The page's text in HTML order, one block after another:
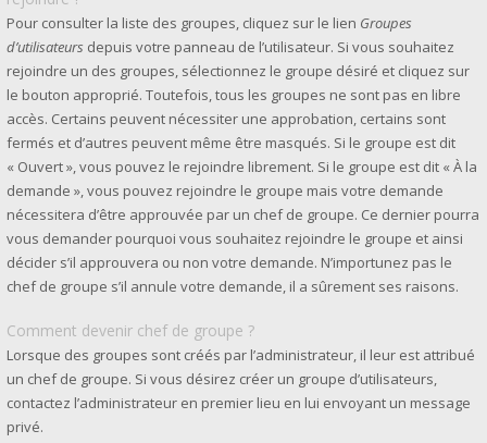
Pour consulter la liste des groupes, cliquez sur le lien Groupes
d’utilisateurs depuis votre panneau de l’utilisateur. Si vous souhaitez
rejoindre un des groupes, sélectionnez le groupe désiré et cliquez sur
le bouton approprié. Toutefois, tous les groupes ne sont pas en libre
accès. Certains peuvent nécessiter une approbation, certains sont
fermés et d’autres peuvent même être masqués. Si le groupe est dit
« Ouvert », vous pouvez le rejoindre librement. Si le groupe est dit « À la
demande », vous pouvez rejoindre le groupe mais votre demande
nécessitera d’être approuvée par un chef de groupe. Ce dernier pourra
vous demander pourquoi vous souhaitez rejoindre le groupe et ainsi
décider s’il approuvera ou non votre demande. N’importunez pas le
chef de groupe s’il annule votre demande, il a sûrement ses raisons.
Comment devenir chef de groupe ?
Lorsque des groupes sont créés par l’administrateur, il leur est attribué
un chef de groupe. Si vous désirez créer un groupe d’utilisateurs,
contactez l’administrateur en premier lieu en lui envoyant un message
privé.